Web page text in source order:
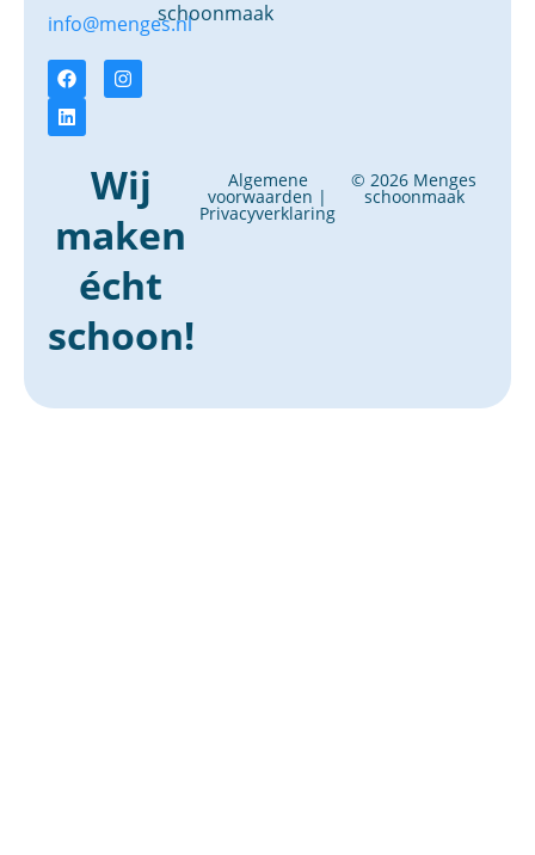
info@menges.nlschoonmaak
Wij
maken
écht
schoon!
© 2026 Menges
schoonmaak
Algemene
voorwaarden |
Privacyverklaring